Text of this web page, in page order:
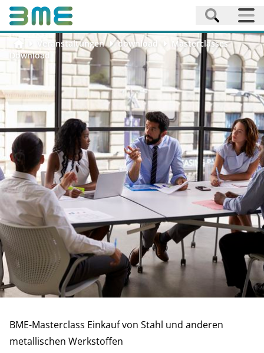
Veranstaltungen download
Masterclasses
Download
BME-Masterclass Einkauf von Stahl und anderen
metallischen Werkstoffen